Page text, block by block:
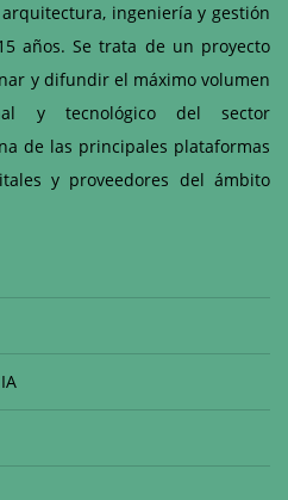
ingeniería y gestión
años. Se trata de un proyecto
y difundir el máximo volumen
y tecnológico del sector
de las principales plataformas
y proveedores del ámbito